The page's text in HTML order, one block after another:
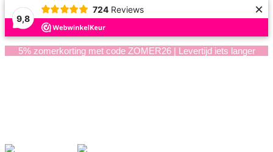
9,8
724 Reviews ×
5% zomerkorting met code ZOMER26 | Levertijd iets langer